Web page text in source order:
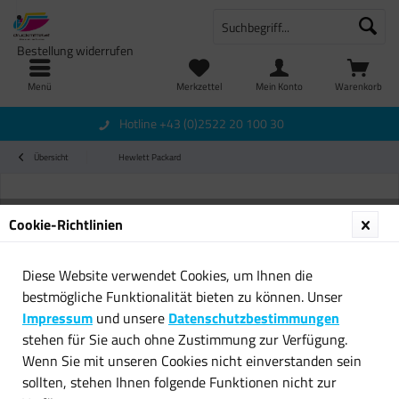
Menü Warenkorb
Merkzettel
Bestellung widerrufen
Mein Konto
Hotline +43 (0)2522 20 100 30
Übersicht Hewlett Packard
Cookie-Richtlinien
Diese Website verwendet Cookies, um Ihnen die
bestmögliche Funktionalität bieten zu können. Unser
Impressum und unsere Datenschutzbestimmungen
stehen für Sie auch ohne Zustimmung zur Verfügung.
Wenn Sie mit unseren Cookies nicht einverstanden sein
sollten, stehen Ihnen folgende Funktionen nicht zur